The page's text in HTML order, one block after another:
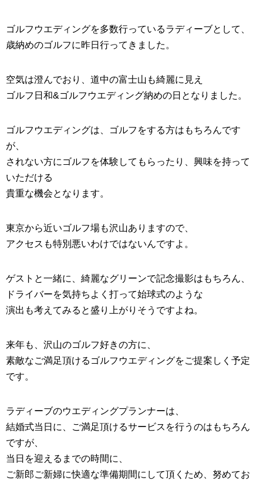
ゴルフウエディングを多数行っているラディーブとして、
歳納めのゴルフに昨日行ってきました。
空気は澄んでおり、道中の富士山も綺麗に見え
ゴルフ日和&ゴルフウエディング納めの日となりました。
ゴルフウエディングは、ゴルフをする方はもちろんです
が、
されない方に ゴルフ を体験してもらったり、興味を持って
いただける
貴重な機会となります。
東京から近いゴルフ場も沢山ありますので、
アクセスも特別悪いわけではないんですよ。
ゲストと一緒に、綺麗なグリーンで記念撮影はもちろん、
ドライバーを気持ちよく打って始球式のような
演出も考えてみると盛り上がりそうですよね。
来年も、沢山のゴルフ好きの方に、
素敵なご満足頂ける ゴルフウエディングをご提案しく予定
です。
ラディーブのウエディングプランナーは、
結婚式当日に、ご満足頂けるサービスを行うのはもちろん
ですが、
当日を迎えるまでの時間に、
ご新郎ご新婦に快適な準備期間にして頂くため、努めてお